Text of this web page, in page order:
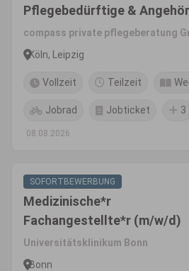
Pflegebedürftige &
compass private pflegeberatung
Köln, Leipzig
Vollzeit Teilzeit
Jobrad Jobticket 3
08.08.2026
SOFORTBEWERBUNG
Medizinische*r
Fachangestellte*r (m/w/d)
Universitätsklinikum Bonn
Bonn